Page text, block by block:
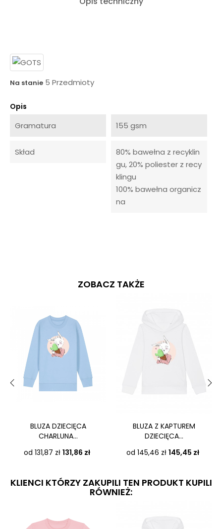
Na stanie 5 Przedmioty
Opis
Gramatura 155 gsm
Skład
80% bawełna z recyklin
gu, 20% poliester z recy
klingu
100% bawełna organicz
na
ZOBACZ TAKŻE
BLUZA DZIECIĘCA
CHARLUNA...
od 131,87 zł Cena
131,86 zł
BLUZA Z KAPTUREM
DZIECIĘCA...
od 145,46 zł Cena
145,45 zł
KLIENCI KTÓRZY ZAKUPILI TEN PRODUKT KUPILI
RÓWNIEŻ: